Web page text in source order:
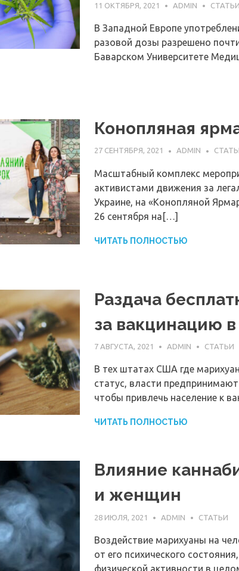
11 ОКТЯБРЯ, 2021 ADMIN СТАТЬИ
В Западной Европе
разовой дозы разрешено
Баварском Университете
Конопляная
27 СЕНТЯБРЯ, 2021 ADMIN
Масштабный комплекс
активистами движения за
Украине, на «Конопляной
26 сентября на[…]
ЧИТАТЬ ПОЛНОСТЬЮ
Раздача
за вакцинацию
7 АВГУСТА, 2021 ADMIN СТАТЬИ
В тех штатах США где
статус, власти
чтобы привлечь население к
ЧИТАТЬ ПОЛНОСТЬЮ
Влияние
и женщин
28 ИЮЛЯ, 2021 ADMIN СТАТЬИ
Воздействие марихуаны на
от его психического
физической активности в